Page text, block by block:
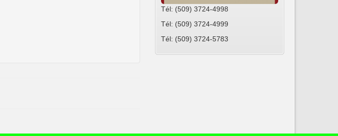
Tél: (509) 3724-4998
Tél: (509) 3724-4999
Tél: (509) 3724-5783